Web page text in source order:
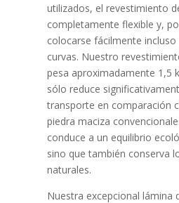
utilizados, el revestimiento
completamente flexible y,
colocarse fácilmente incluso
curvas. Nuestro
pesa aproximadamente 1,5
sólo reduce
transporte en comparación
piedra maciza
conduce a un equilibrio
sino que también conserva
naturales.
Nuestra excepcional lámina